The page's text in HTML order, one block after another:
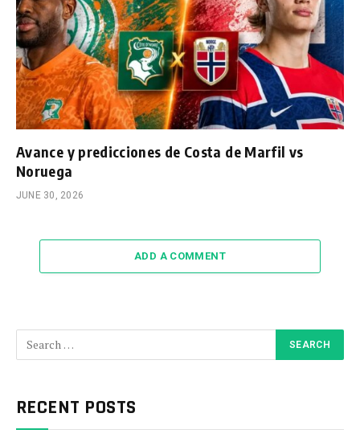
Avance y predicciones de Costa de Marfil vs
Noruega
JUNE 30, 2026
ADD A COMMENT
RECENT POSTS